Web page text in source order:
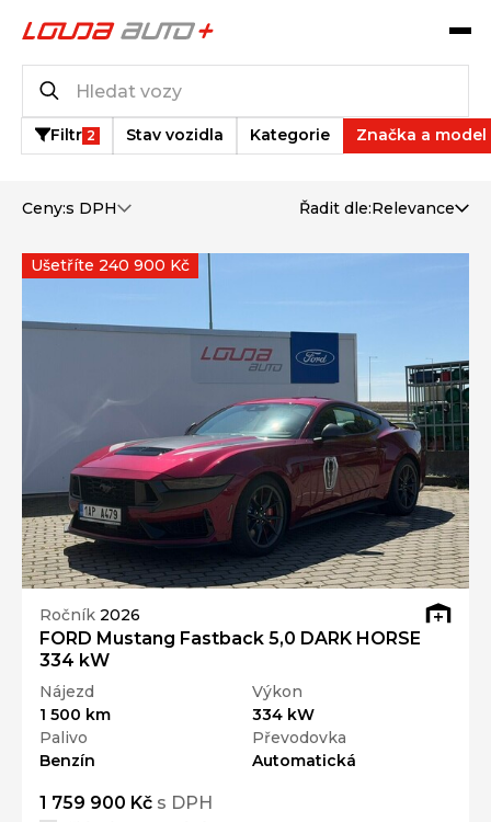
Filtr 2 Stav vozidla Kategorie Značka a model
Ceny:s DPH Řadit dle:Relevance
Ročník 2026
FORD Mustang Fastback 5,0 DARK HORSE
334 kW
Nájezd
1 500 km
Výkon
334 kW
Palivo
Benzín
Převodovka
Automatická
1 759 900 Kč s DPH
Ušetříte 240 900 Kč